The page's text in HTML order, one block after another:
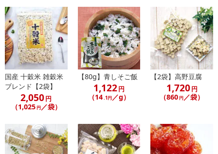
国産 十穀米 雑穀米
ブレンド【2袋】
2,050円
（1,025 円／袋）
【80g】青しそご飯
1,122円
（14 .1円／g）
【2袋】高野豆腐
1,720円
（860 円 ／袋）